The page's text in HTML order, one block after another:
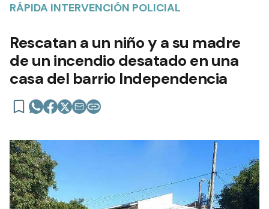
RÁPIDA INTERVENCIÓN POLICIAL
Rescatan a un niño y a su madre
de un incendio desatado en una
casa del barrio Independencia